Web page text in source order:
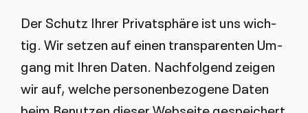
Der Schutz Ih­rer Pri­vat­sphä­re ist uns wich­
tig. Wir set­zen auf einen trans­pa­ren­ten Um­
gang mit Ih­ren Da­ten. Nach­fol­gend zei­gen
wir auf, wel­che per­so­nen­be­zo­ge­ne Da­ten